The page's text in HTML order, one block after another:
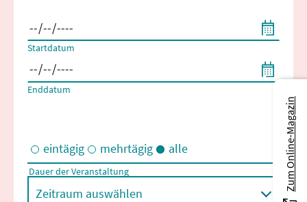
Startdatum
Enddatum
Eintägige und/oder mehrtägige Veranstaltungen
eintägig mehrtägig alle
Dauer der Veranstaltung
Zeitraum auswählen
Zum Online-Magazin